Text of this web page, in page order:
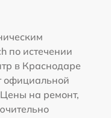
по истечении
в Краснодаре
официальной
на ремонт,